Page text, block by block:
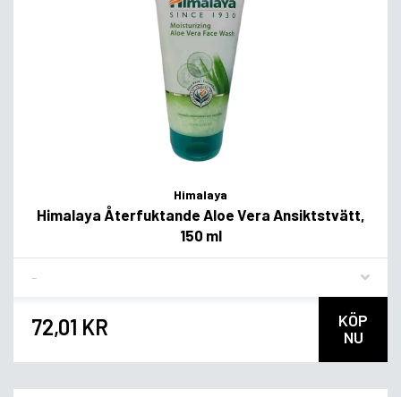
Himalaya
Himalaya Återfuktande Aloe Vera Ansiktstvätt,
150 ml
72,01 KR
KÖP
NU